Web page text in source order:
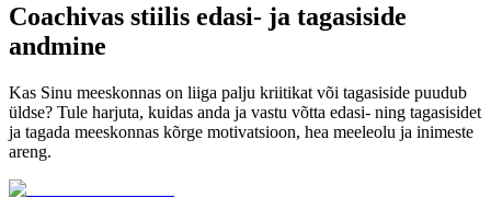
Coachivas stiilis edasi- ja tagasiside
andmine
Kas Sinu meeskonnas on liiga palju kriitikat või tagasiside puudub
üldse? Tule harjuta, kuidas anda ja vastu võtta edasi- ning tagasisidet
ja tagada meeskonnas kõrge motivatsioon, hea meeleolu ja inimeste
areng.